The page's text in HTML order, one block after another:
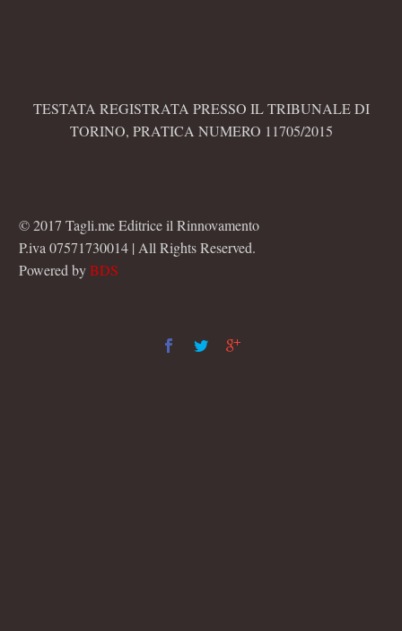
TESTATA REGISTRATA PRESSO IL TRIBUNALE DI
TORINO, PRATICA NUMERO 11705/2015
© 2017 Tagli.me Editrice il Rinnovamento
P.iva 07571730014 | All Rights Reserved.
Powered byBDS